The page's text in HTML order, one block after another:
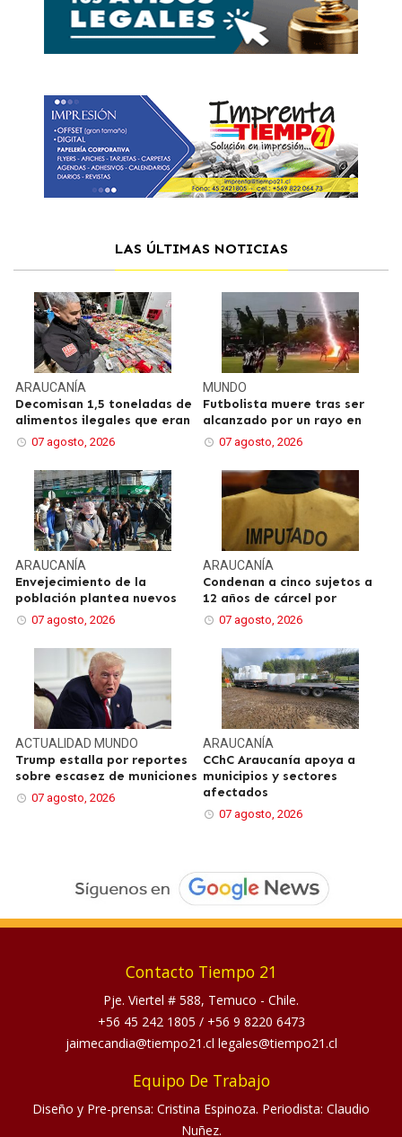
LAS ÚLTIMAS NOTICIAS
ARAUCANÍA
Decomisan 1,5 toneladas de
alimentos ilegales que eran
07 agosto, 2026
MUNDO
Futbolista muere tras ser
alcanzado por un rayo en
07 agosto, 2026
ARAUCANÍA
Envejecimiento de la
población plantea nuevos
07 agosto, 2026
ARAUCANÍA
Condenan a cinco sujetos a
12 años de cárcel por
07 agosto, 2026
ACTUALIDADMUNDO
Trump estalla por reportes
sobre escasez de municiones
07 agosto, 2026
ARAUCANÍA
CChC Araucanía apoya a
municipios y sectores
afectados
07 agosto, 2026
Contacto Tiempo 21
Pje. Viertel # 588, Temuco - Chile.
+56 45 242 1805 / +56 9 8220 6473
jaimecandia@tiempo21.cl legales@tiempo21.cl
Equipo De Trabajo
Diseño y Pre-prensa: Cristina Espinoza. Periodista: Claudio
Nuñez.